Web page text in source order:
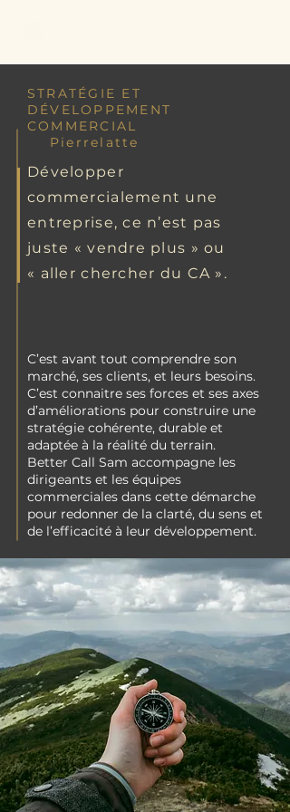
STRATÉGIE ET
DÉVELOPPEMENT
COMMERCIAL
Pierrelatte
Développer
commercialement une
entreprise, ce n’est pas
juste « vendre plus » ou
« aller chercher du CA ».
C’est avant tout comprendre son
marché, ses clients, et leurs besoins.
C’est connaitre ses forces et ses axes
d’améliorations pour construire une
stratégie cohérente, durable et
adaptée à la réalité du terrain.
Better Call Sam accompagne les
dirigeants et les équipes
commerciales dans cette démarche
pour redonner de la clarté, du sens et
de l’efficacité à leur développement.